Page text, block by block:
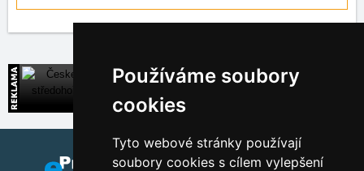
Používáme soubory
cookies
Tyto webové stránky používají
soubory cookies s cílem vylepšení
České středohoří
Široká nabídka přímých kontaktů na ubytování